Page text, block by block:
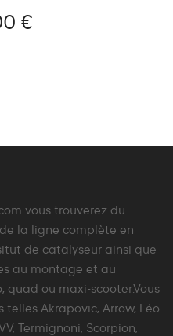
€
vous trouverez du
la ligne complète en
de catalyseur ainsi que
au montage et au
ou maxi-scooter.Vous
Akrapovic, Arrow, Léo
Termignoni, Scorpion,